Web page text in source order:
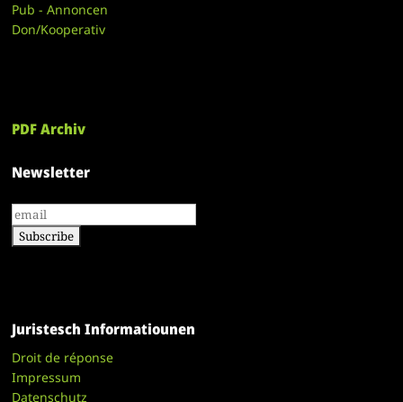
Pub - Annoncen
Don/Kooperativ
PDF Archiv
Newsletter
Juristesch Informatiounen
Droit de réponse
Impressum
Datenschutz